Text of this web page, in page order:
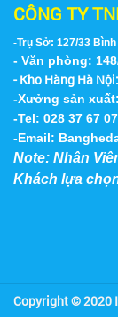
CÔNG TY
-Trụ Sở: 127/33 Bình
- Văn phòng:
- Kho Hàng Hà Nội:
-Xưởng sản
-Tel: 028 37 67
-Email:
Note: Nhân
Khách lựa
Copyright © 2020